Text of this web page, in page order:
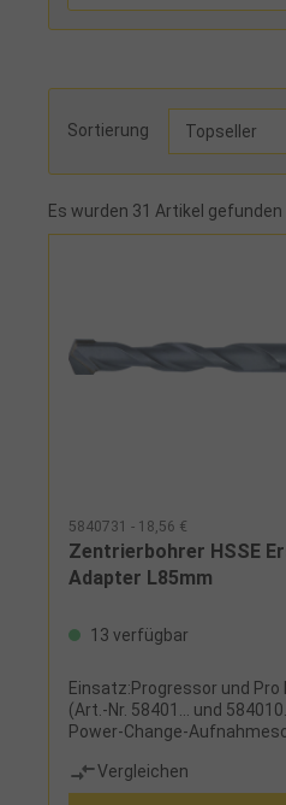
Sortierung
Es wurden 31 Artikel gefunden
5840731 - 18,56 €
Zentrierbohrer HSSE
Adapter L85mm
13 verfügbar
Einsatz:Progressor und
(Art.-Nr. 58401... und
Power-Change-
Vergleichen